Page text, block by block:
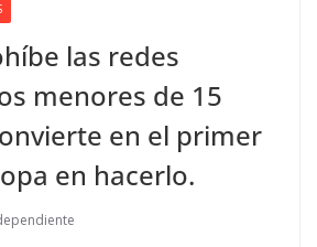
las redes
menores de 15
en el primer
en hacerlo.